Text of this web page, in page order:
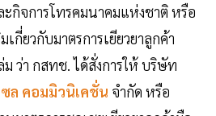
กิจการโทรคมนาคมแห่งชาติ หรือ
เกี่ยวกับมาตรการเยียวยาลูกค้า
ว่า กสทช. ได้สั่งการให้ บริษัท
ล คอมมิวนิเคชั่น จำกัด หรือ